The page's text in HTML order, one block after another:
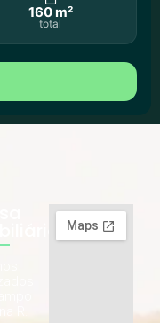
160 m²
total